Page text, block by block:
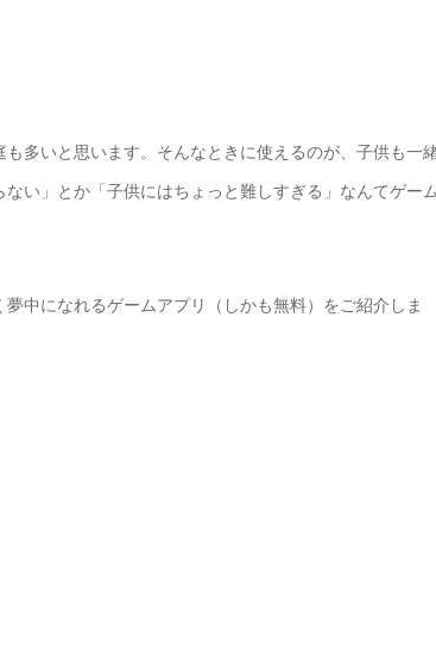
多いと思います。そんなときに使えるのが、子供も一
い」とか「子供にはちょっと難しすぎる」なんてゲー
中になれるゲームアプリ（しかも無料）をご紹介しま